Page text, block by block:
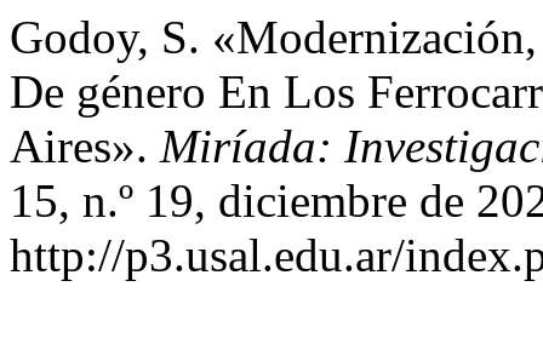
Godoy, S.
De género En Los
Aires». Miríada:
15, n.º 19, diciembre de
http://p3.usal.edu.ar/